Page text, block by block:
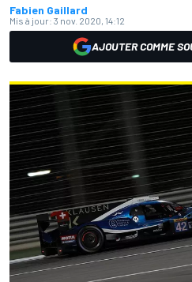
Fabien Gaillard
Mis à jour: 3 nov. 2020, 14:12
AJOUTER COMME